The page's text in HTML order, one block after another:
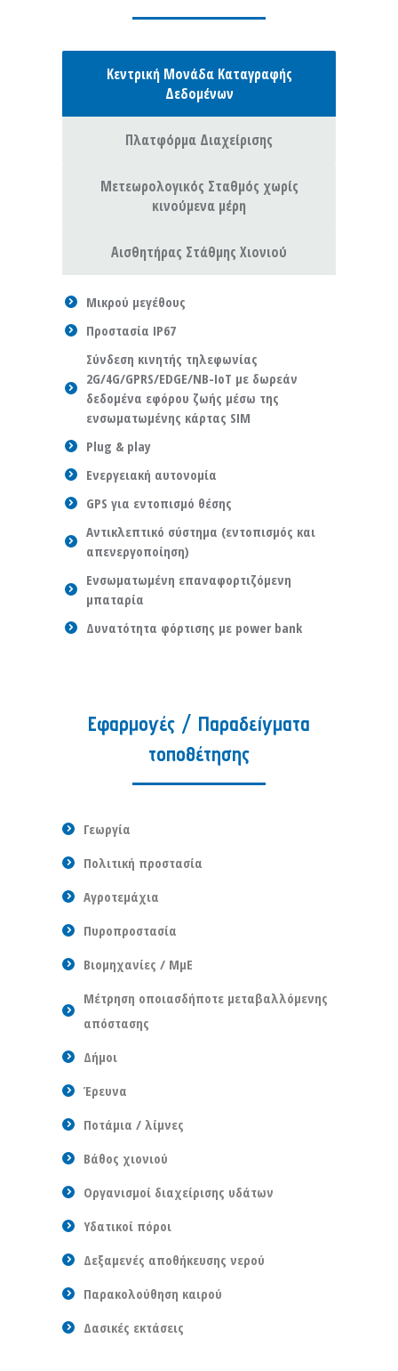
Κεντρική Μονάδα Καταγραφής
Δεδομένων
Πλατφόρμα Διαχείρισης
Μετεωρολογικός Σταθμός χωρίς
κινούμενα μέρη
Αισθητήρας Στάθμης Χιονιού
Μικρού μεγέθους
Προστασία IP67
Σύνδεση κινητής τηλεφωνίας
2G/4G/GPRS/EDGE/NB-IoT με δωρεάν
δεδομένα εφόρου ζωής μέσω της
ενσωματωμένης κάρτας SIM
Plug & play
Ενεργειακή αυτονομία
GPS για εντοπισμό θέσης
Αντικλεπτικό σύστημα (εντοπισμός και
απενεργοποίηση)
Ενσωματωμένη επαναφορτιζόμενη
μπαταρία
Δυνατότητα φόρτισης με power bank
Εφαρμογές / Παραδείγματα
τοποθέτησης
Γεωργία
Πολιτική προστασία
Αγροτεμάχια
Πυροπροστασία
Βιομηχανίες / ΜμΕ
Μέτρηση οποιασδήποτε μεταβαλλόμενης
απόστασης
Δήμοι
Έρευνα
Ποτάμια / λίμνες
Βάθος χιονιού
Οργανισμοί διαχείρισης υδάτων
Υδατικοί πόροι
Δεξαμενές αποθήκευσης νερού
Παρακολούθηση καιρού
Δασικές εκτάσεις